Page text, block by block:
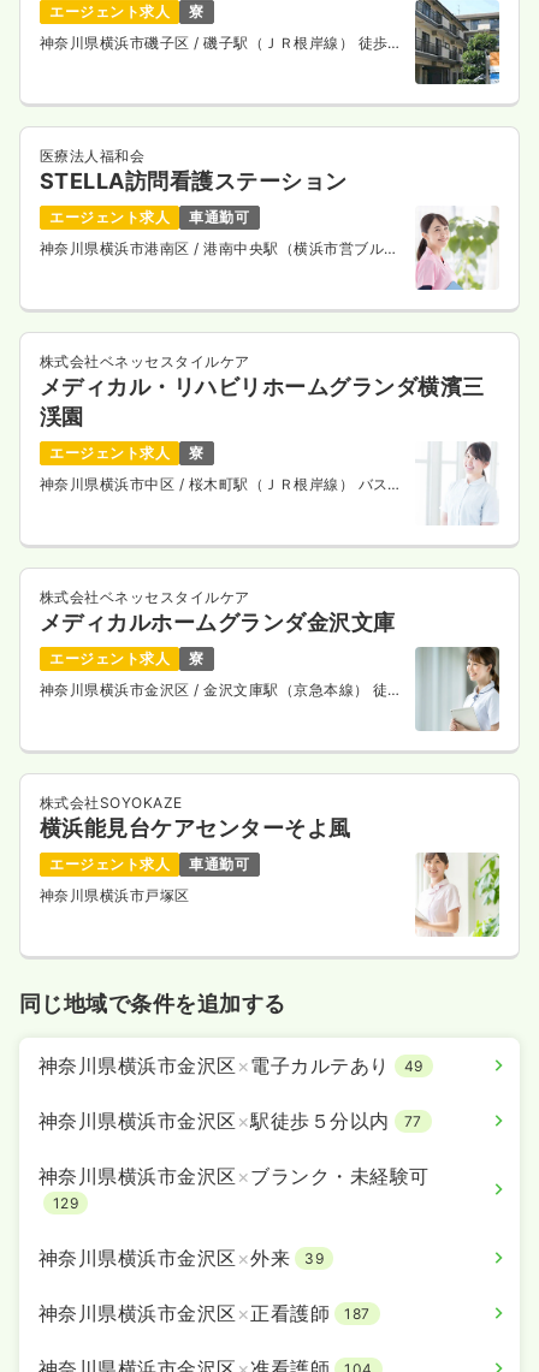
エージェント求人
寮
神奈川県横浜市磯子区/ 磯子駅（ＪＲ根岸線） 徒歩18
医療法人福和会
STELLA訪問看護ステーション
エージェント求人
車通勤可
神奈川県横浜市港南区/ 港南中央駅（横浜市営ブルー
株式会社ベネッセスタイルケア
メディカル・リハビリホームグランダ横濱三
渓園
エージェント求人
寮
神奈川県横浜市中区 / 桜木町駅（ＪＲ根岸線） バス
株式会社ベネッセスタイルケア
メディカルホームグランダ金沢文庫
エージェント求人
寮
神奈川県横浜市金沢区/ 金沢文庫駅（京急本線） 徒歩
株式会社SOYOKAZE
横浜能見台ケアセンターそよ風
エージェント求人
車通勤可
神奈川県横浜市戸塚区
同じ地域で条件を追加する
神奈川県横浜市金沢区 ×電子カルテあり 49
神奈川県横浜市金沢区 ×駅徒歩５分以内 77
神奈川県横浜市金沢区 ×ブランク・未経験可
129
神奈川県横浜市金沢区 ×外来 39
神奈川県横浜市金沢区 ×正看護師 187